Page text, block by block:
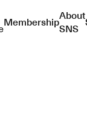
MembershipAbout
SNS